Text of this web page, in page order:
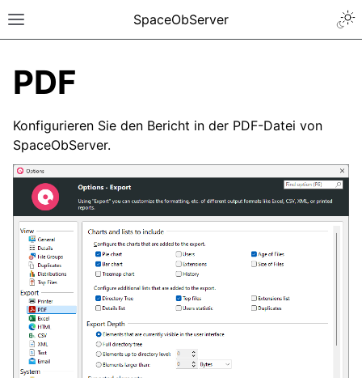
SpaceObServer
PDF
Konfigurieren Sie den Bericht in der PDF-Datei von
SpaceObServer.